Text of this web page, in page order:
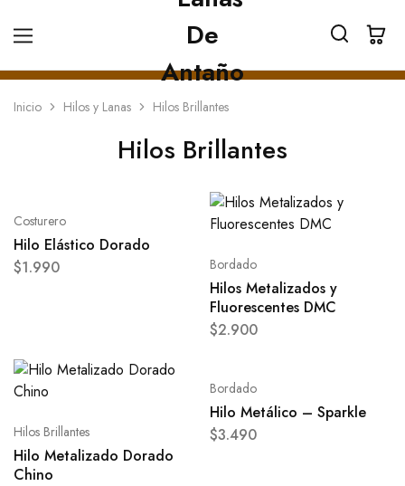
Inicio Hilos y Lanas Hilos Brillantes
Hilos Brillantes
Costurero
Hilo Elástico Dorado
$1.990 Bordado
Hilos Metalizados y
Fluorescentes DMC
$2.900
Hilos Brillantes
Hilo Metalizado Dorado
Chino
Bordado
Hilo Metálico – Sparkle
$3.490